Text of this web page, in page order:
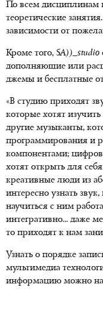
По всем дисциплинам
теоретические
зависимости от
Кроме того, SA))_studio
дополняющие или
джемы и бесплатные
«В студию приходят
которые хотят
другие музыканты,
программирования и
компонентами;
хотят открыть для
креативные люди из
интересно узнать
научиться с ним
интегративно... даже
то приходят к нам
Узнать о порядке
мультимедиа
информацию можно на